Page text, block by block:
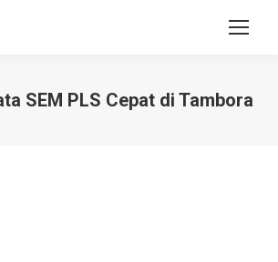
SEM PLS Cepat di Tambora